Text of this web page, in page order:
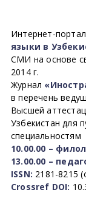
Интернет-
языки в
СМИ на основе
2014 г.
Журнал
в перечень
Высшей
Узбекистан для
специальностям
10.00.00 –
13.00.00 –
ISSN: 2181-8215
Crossref DOI: